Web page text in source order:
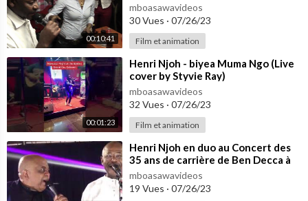
00:10:41
mboasawavideos
30 Vues · 07/26/23
Film et animation
00:01:23
⁣Henri Njoh - biyea Muma Ngo (Live
cover by Styvie Ray)
mboasawavideos
32 Vues · 07/26/23
Film et animation
⁣Henri Njoh en duo au Concert des
35 ans de carrière de Ben Decca à
Nanterre 24 Novembre 2018
mboasawavideos
19 Vues · 07/26/23